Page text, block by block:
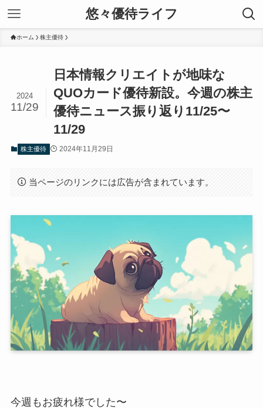
悠々優待ライフ
ホーム 株主優待
日本情報クリエイトが地味な
QUOカード優待新設。今週の株主
優待ニュース振り返り11/25〜
11/29
2024
11/29
株主優待 2024年11月29日
当ページのリンクには広告が含まれています。
今週もお疲れ様でした〜